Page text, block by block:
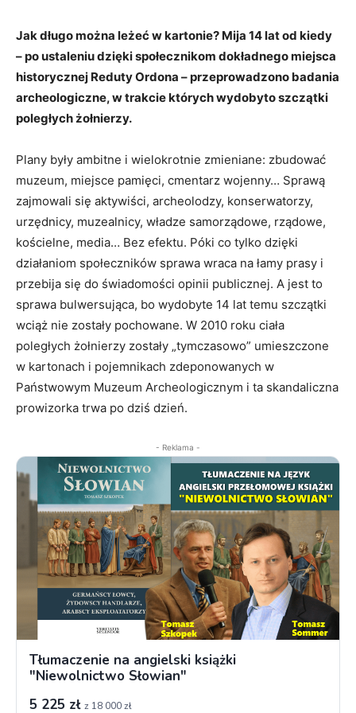
Jak długo można leżeć w kartonie? Mija 14 lat od kiedy
– po ustaleniu dzięki społecznikom dokładnego miejsca
historycznej Reduty Ordona – przeprowadzono badania
archeologiczne, w trakcie których wydobyto szczątki
poległych żołnierzy.
Plany były ambitne i wielokrotnie zmieniane: zbudować
muzeum, miejsce pamięci, cmentarz wojenny… Sprawą
zajmowali się aktywiści, archeolodzy, konserwatorzy,
urzędnicy, muzealnicy, władze samorządowe, rządowe,
kościelne, media… Bez efektu. Póki co tylko dzięki
działaniom społeczników sprawa wraca na łamy prasy i
przebija się do świadomości opinii publicznej. A jest to
sprawa bulwersująca, bo wydobyte 14 lat temu szczątki
wciąż nie zostały pochowane. W 2010 roku ciała
poległych żołnierzy zostały „tymczasowo” umieszczone
w kartonach i pojemnikach zdeponowanych w
Państwowym Muzeum Archeologicznym i ta skandaliczna
prowizorka trwa po dziś dzień.
- Reklama -